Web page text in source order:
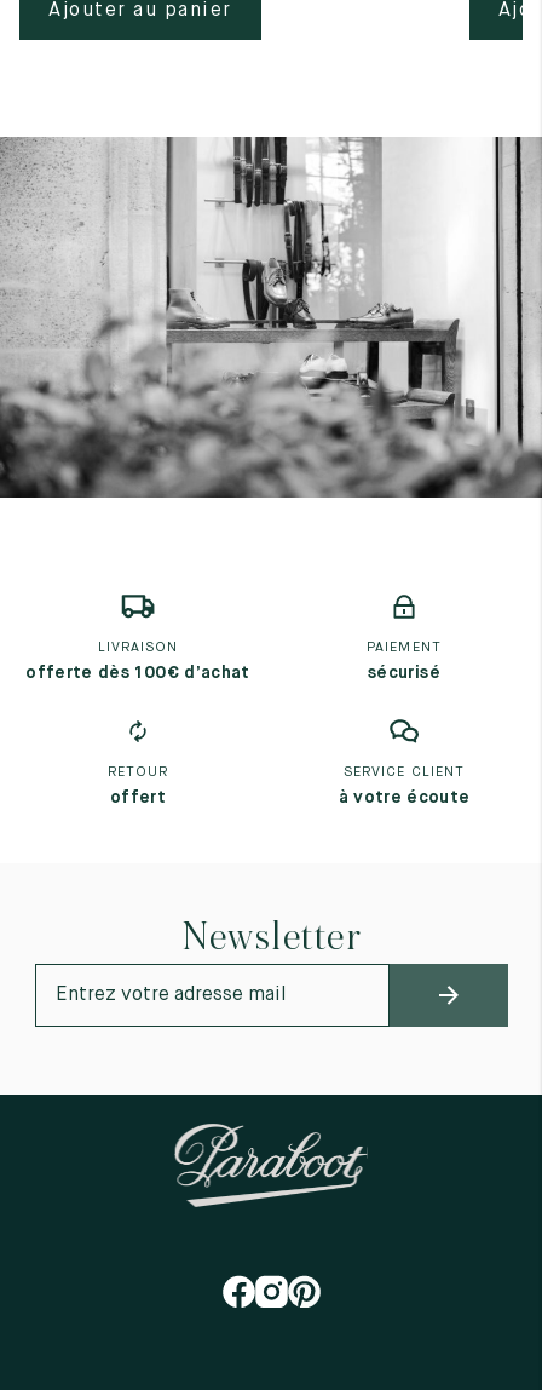
Ajouter au panier
LIVRAISON
offerte dès 100€ d’achat
PAIEMENT
sécurisé
RETOUR
offert
SERVICE CLIENT
à votre écoute
Newsletter